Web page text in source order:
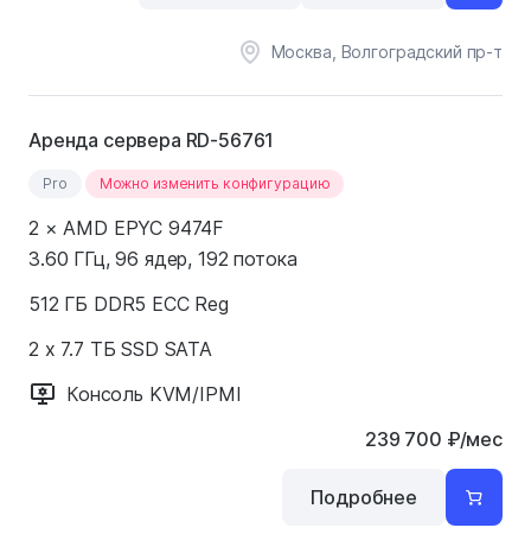
Москва, Волгоградский пр-т
Аренда сервера RD-56761
Pro Можно изменить конфигурацию
2 × AMD EPYC 9474F
3.60 ГГц, 96 ядер, 192 потока
512 ГБ DDR5 ECC Reg
2 x 7.7 ТБ SSD SATA
Консоль KVM/IPMI
239 700 ₽/мес
Подробнее